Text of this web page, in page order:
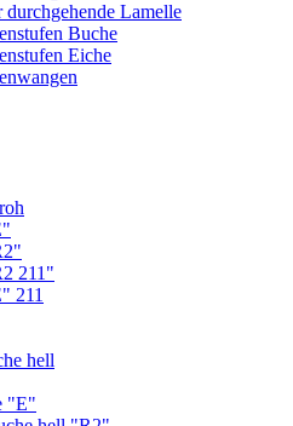
durchgehende Lamelle
Buche
Eiche
211"
211
hell
"E"